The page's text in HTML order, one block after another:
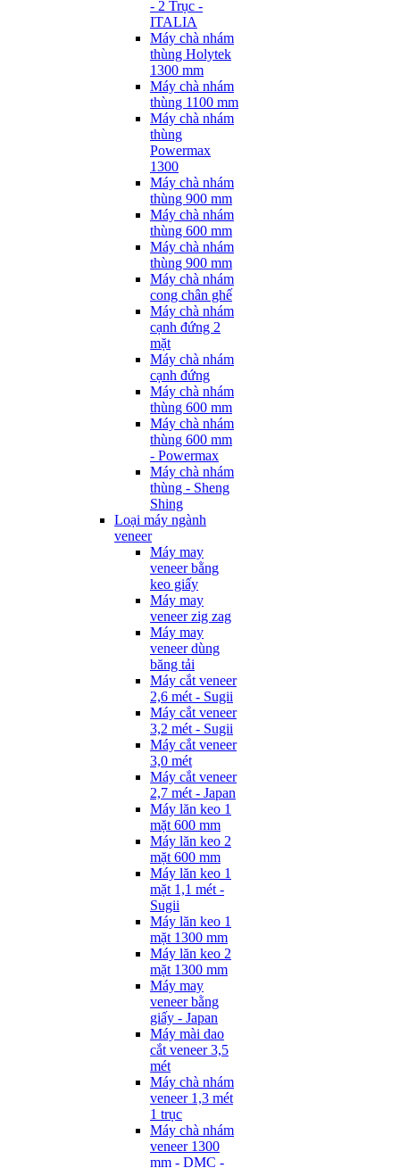
- 2 Trục -
ITALIA
Máy chà nhám
thùng Holytek
1300 mm
Máy chà nhám
thùng 1100 mm
Máy chà nhám
thùng
Powermax
1300
Máy chà nhám
thùng 900 mm
Máy chà nhám
thùng 600 mm
Máy chà nhám
thùng 900 mm
Máy chà nhám
cong chân ghế
Máy chà nhám
cạnh đứng 2
mặt
Máy chà nhám
cạnh đứng
Máy chà nhám
thùng 600 mm
Máy chà nhám
thùng 600 mm
- Powermax
Máy chà nhám
thùng - Sheng
Shing
Loại máy ngành
veneer
Máy may
veneer bằng
keo giấy
Máy may
veneer zig zag
Máy may
veneer dùng
băng tải
Máy cắt veneer
2,6 mét - Sugii
Máy cắt veneer
3,2 mét - Sugii
Máy cắt veneer
3,0 mét
Máy cắt veneer
2,7 mét - Japan
Máy lăn keo 1
mặt 600 mm
Máy lăn keo 2
mặt 600 mm
Máy lăn keo 1
mặt 1,1 mét -
Sugii
Máy lăn keo 1
mặt 1300 mm
Máy lăn keo 2
mặt 1300 mm
Máy may
veneer bằng
giấy - Japan
Máy mài dao
cắt veneer 3,5
mét
Máy chà nhám
veneer 1,3 mét
1 trục
Máy chà nhám
veneer 1300
mm - DMC -